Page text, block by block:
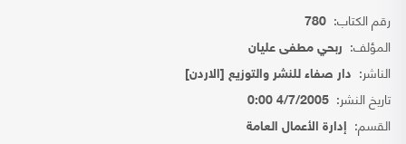
رقم الكتاب: 780
المؤلف: ربحي مطفى عليان
الناشر: دار صفاء للنشر والتوزيع [الاردن]
تاريخ النشر: 4/7/2005 0:00
القسم: إدارة الأعمال العامة